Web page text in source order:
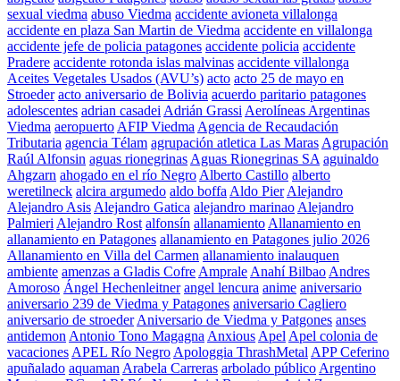
sexual viedma abuso Viedma accidente avioneta villalonga
accidente en plaza San Martin de Viedma accidente en villalonga
accidente jefe de policia patagones accidente policia accidente
Pradere accidente rotonda islas malvinas accidente villalonga
Aceites Vegetales Usados (AVU’s) acto acto 25 de mayo en
Stroeder acto aniversario de Bolivia acuerdo paritario patagones
adolescentes adrian casadei Adrián Grassi Aerolíneas Argentinas
Viedma aeropuerto AFIP Viedma Agencia de Recaudación
Tributaria agencia Télam agrupación atletica Las Maras Agrupación
Raúl Alfonsin aguas rionegrinas Aguas Rionegrinas SA aguinaldo
Ahgzarn ahogado en el río Negro Alberto Castillo alberto
weretilneck alcira argumedo aldo boffa Aldo Pier Alejandro
Alejandro Asis Alejandro Gatica alejandro marinao Alejandro
Palmieri Alejandro Rost alfonsín allanamiento Allanamiento en
allanamiento en Patagones allanamiento en Patagones julio 2026
Allanamiento en Villa del Carmen allanamiento inalauquen
ambiente amenzas a Gladis Cofre Amprale Anahí Bilbao Andres
Amoroso Ángel Hechenleitner angel lencura anime aniversario
aniversario 239 de Viedma y Patagones aniversario Cagliero
aniversario de stroeder Aniversario de Viedma y Patgones anses
antidemon Antonio Tono Magagna Anxious Apel Apel colonia de
vacaciones APEL Río Negro Apologgia ThrashMetal APP Ceferino
apuñalado aquaman Arabela Carreras arbolado público Argentino